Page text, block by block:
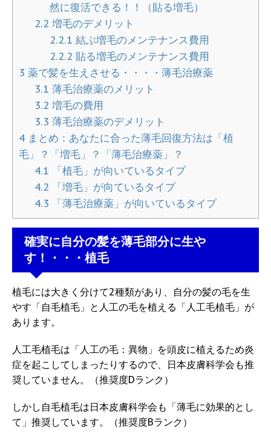
然に復活できる！！（貼る増毛）
2.2 増毛のデメリット
2.2.1 結ぶ増毛のメンテナンス費用
2.2.2 貼る増毛のメンテナンス費用
3 薬で髪を生えさせる・・・・薄毛治療薬
3.1 薄毛治療薬のメリット
3.2 増毛の費用
3.3 薄毛治療薬のデメリット
4 まとめ：あなたに合った薄毛回復方法は「植
毛」？「増毛」？「薄毛治療薬」？
4.1 「植毛」が向いているタイプ
4.2 「増毛」が向ているタイプ
4.3 「薄毛治療薬」が向いているタイプ
確実に自分の髪を薄毛部分に生や
す！・・・植毛
植毛には大きく分けて2種類があり、自分の髪の毛を生
やす「自毛植毛」と人工の毛を植える「人工毛植毛」が
あります。
人工毛植毛は「人工の毛：異物」を頭皮に植えるため炎
症を起こしてしまったりするので、日本皮膚科学会も推
奨していません。（推奨度Dランク）
しかし自毛植毛は日本皮膚科学会も「薄毛に効果的とし
て」推奨しています。（推奨度Bランク）